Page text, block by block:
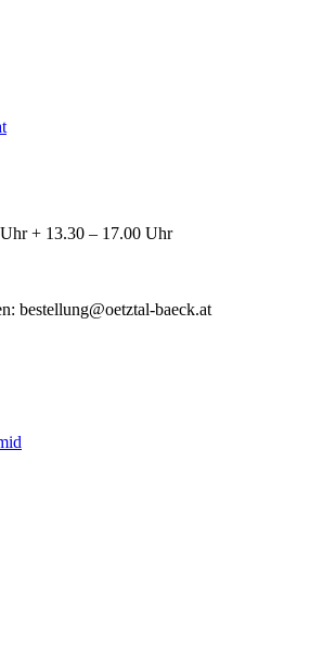
+ 13.30 – 17.00 Uhr
bestellung@oetztal-baeck.at